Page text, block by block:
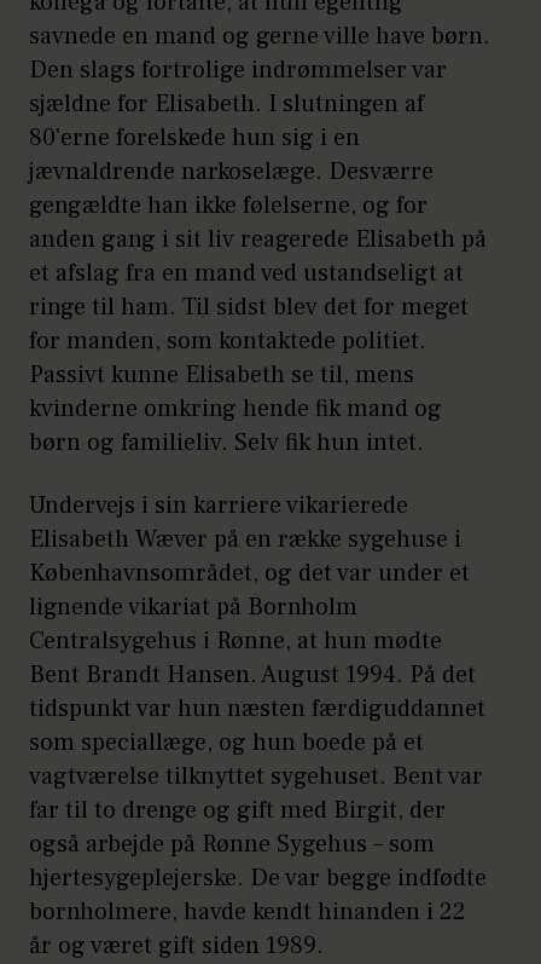
savnede en mand og gerne ville have børn.
Den slags fortrolige indrømmelser var
sjældne for Elisabeth. I slutningen af
80'erne forelskede hun sig i en
jævnaldrende narkoselæge. Desværre
gengældte han ikke følelserne, og for
anden gang i sit liv reagerede Elisabeth på
et afslag fra en mand ved ustandseligt at
ringe til ham. Til sidst blev det for meget
for manden, som kontaktede politiet.
Passivt kunne Elisabeth se til, mens
kvinderne omkring hende fik mand og
børn og familieliv. Selv fik hun intet.
Undervejs i sin karriere vikarierede
Elisabeth Wæver på en række sygehuse i
Københavnsområdet, og det var under et
lignende vikariat på Bornholm
Centralsygehus i Rønne, at hun mødte
Bent Brandt Hansen. August 1994. På det
tidspunkt var hun næsten færdiguddannet
som speciallæge, og hun boede på et
vagtværelse tilknyttet sygehuset. Bent var
far til to drenge og gift med Birgit, der
også arbejde på Rønne Sygehus – som
hjertesygeplejerske. De var begge indfødte
bornholmere, havde kendt hinanden i 22
år og været gift siden 1989.